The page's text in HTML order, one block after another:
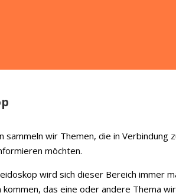
sammeln wir Themen, die in
möchten.
wird sich dieser Bereich immer
das eine oder andere Thema